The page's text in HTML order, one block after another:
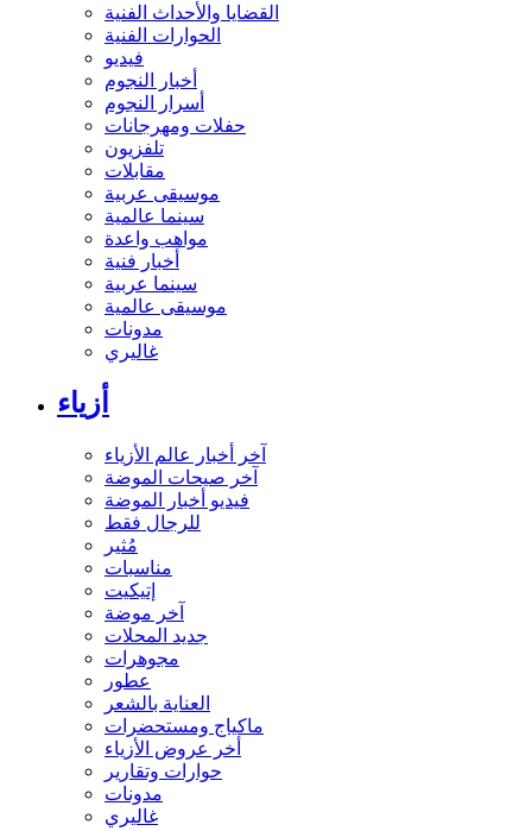
القضايا والأحداث الفنية
الحوارات الفنية
فيديو
أخبار النجوم
أسرار النجوم
حفلات ومهرجانات
تلفزيون
مقابلات
موسيقى عربية
سينما عالمية
مواهب واعدة
أخبار فنية
سينما عربية
موسيقى عالمية
مدونات
غاليري
أزياء
آخر أخبار عالم الأزياء
آخر صيحات الموضة
فيديو أخبار الموضة
للرجال فقط
مُثير
مناسبات
إتيكيت
آخر موضة
جديد المحلات
مجوهرات
عطور
العناية بالشعر
ماكياج ومستحضرات
أخر عروض الأزياء
حوارات وتقارير
مدونات
غاليري